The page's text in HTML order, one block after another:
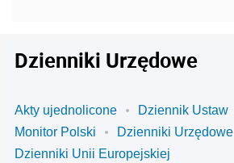
Dzienniki Urzędowe
Akty ujednolicone
Dziennik Ustaw
Monitor Polski
Dzienniki Urzędowe
Dzienniki Unii Europejskiej